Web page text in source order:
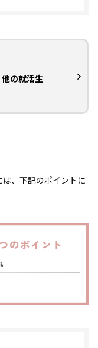
の就活生
、下記のポイントに